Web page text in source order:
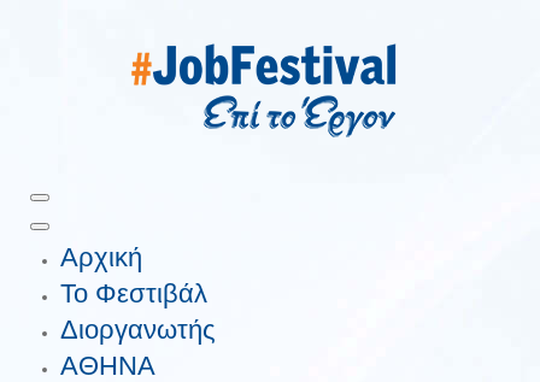
Αρχική
Το Φεστιβάλ
Διοργανωτής
ΑΘΗΝΑ